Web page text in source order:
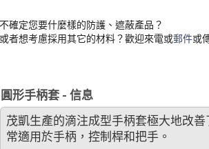
不確定您要什麼樣的防護、遮蔽產品？
或者想考慮採用其它的材料？歡迎來電或郵件或
圓形手柄套 - 信息
茂凱生產的滴注成型手柄套極大地改
常適用於手柄，控制桿和把手。